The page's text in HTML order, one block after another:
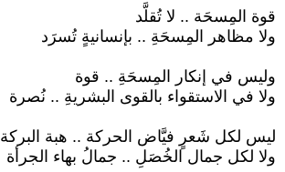
قوة المِسحَة .. لا تُقلَّد
ولا مظاهر المِسحَةِ .. بإنسانيةٍ تُسرَد
وليس في إنكار المِسحَةِ .. قوة
ولا في الاستقواء بالقوى البشريةِ .. نُصرة
ليس لكل شَعرٍ فيَّاض الحركة .. هبة البركة
ولا لكل جمال الخُصَلِ .. جمالُ بهاء الجرأة